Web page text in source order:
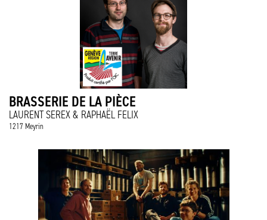
BRASSERIE DE LA PIÈCE
LAURENT SEREX & RAPHAËL FELIX
1217 Meyrin